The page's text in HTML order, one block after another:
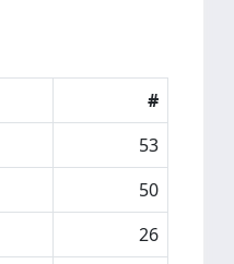
#
53
50
26